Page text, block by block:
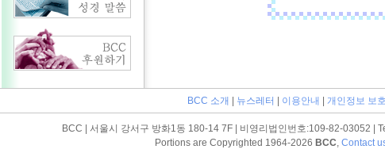
BCC 소개 뉴스레터 이용안내 개인정보 보
BCC | 서울시 강서구 방화1동 180-14 7F | 비영리법인번호:109-82-03052 |
Portions are Copyrighted 1964-2026 BCC, Contact